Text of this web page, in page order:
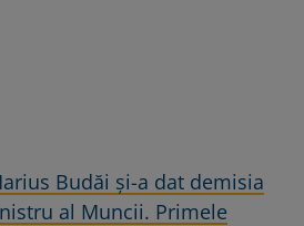
Budăi și-a dat demisia
al Muncii. Primele